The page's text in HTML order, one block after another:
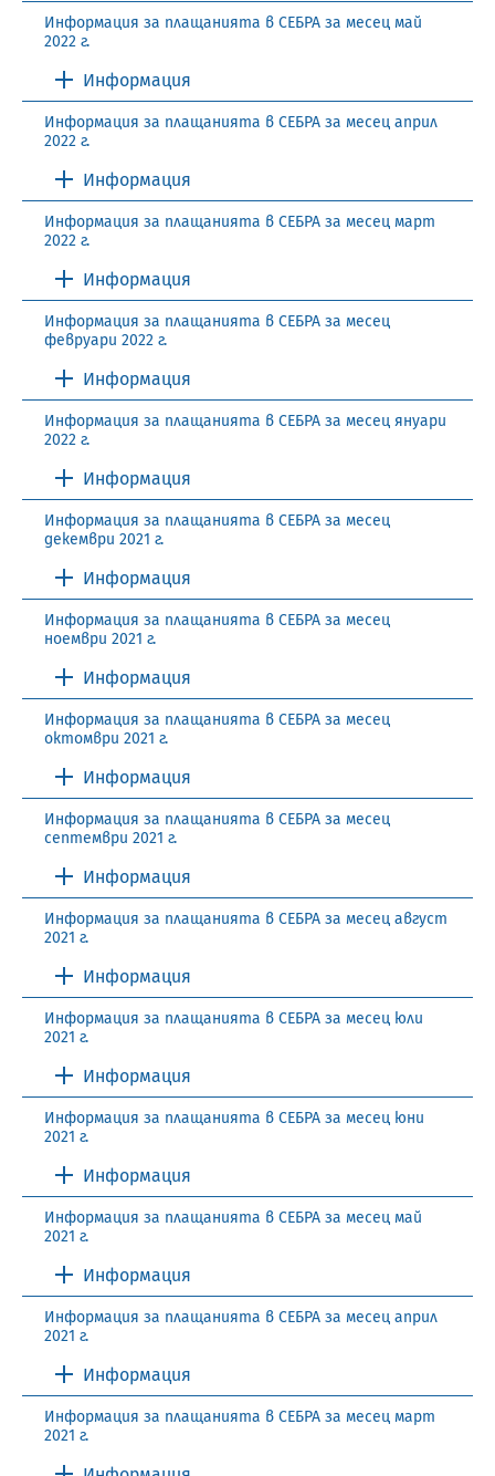
Информация за плащанията в СЕБРА за месец май
2022 г.
Информация
Информация за плащанията в СЕБРА за месец април
2022 г.
Информация
Информация за плащанията в СЕБРА за месец март
2022 г.
Информация
Информация за плащанията в СЕБРА за месец
февруари 2022 г.
Информация
Информация за плащанията в СЕБРА за месец януари
2022 г.
Информация
Информация за плащанията в СЕБРА за месец
декември 2021 г.
Информация
Информация за плащанията в СЕБРА за месец
ноември 2021 г.
Информация
Информация за плащанията в СЕБРА за месец
октомври 2021 г.
Информация
Информация за плащанията в СЕБРА за месец
септември 2021 г.
Информация
Информация за плащанията в СЕБРА за месец август
2021 г.
Информация
Информация за плащанията в СЕБРА за месец юли
2021 г.
Информация
Информация за плащанията в СЕБРА за месец юни
2021 г.
Информация
Информация за плащанията в СЕБРА за месец май
2021 г.
Информация
Информация за плащанията в СЕБРА за месец април
2021 г.
Информация
Информация за плащанията в СЕБРА за месец март
2021 г.